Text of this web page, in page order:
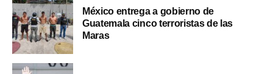
México entrega a gobierno de
Guatemala cinco terroristas de las
Maras